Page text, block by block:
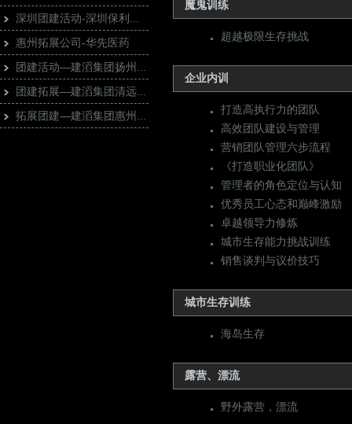
深圳团建活动-深圳保利...
惠州拓展公司-华先医药
团建活动—建滔集团扬州...
团建拓展—建滔集团清远...
拓展团建—建滔集团惠州...
魔鬼训练
超越极限生存挑战
企业内训
打造高执行力的团队
高效团队建设与管理
营销团队管理六步流程
《打造职业化团队》
管理者的角色定位与认知
优秀员工心态和巅峰激励
卓越领导力修炼
城市生存能力挑战训练
销售谈判与议价技巧
城市生存训练
海岛生存
露营、漂流
野外露营，漂流